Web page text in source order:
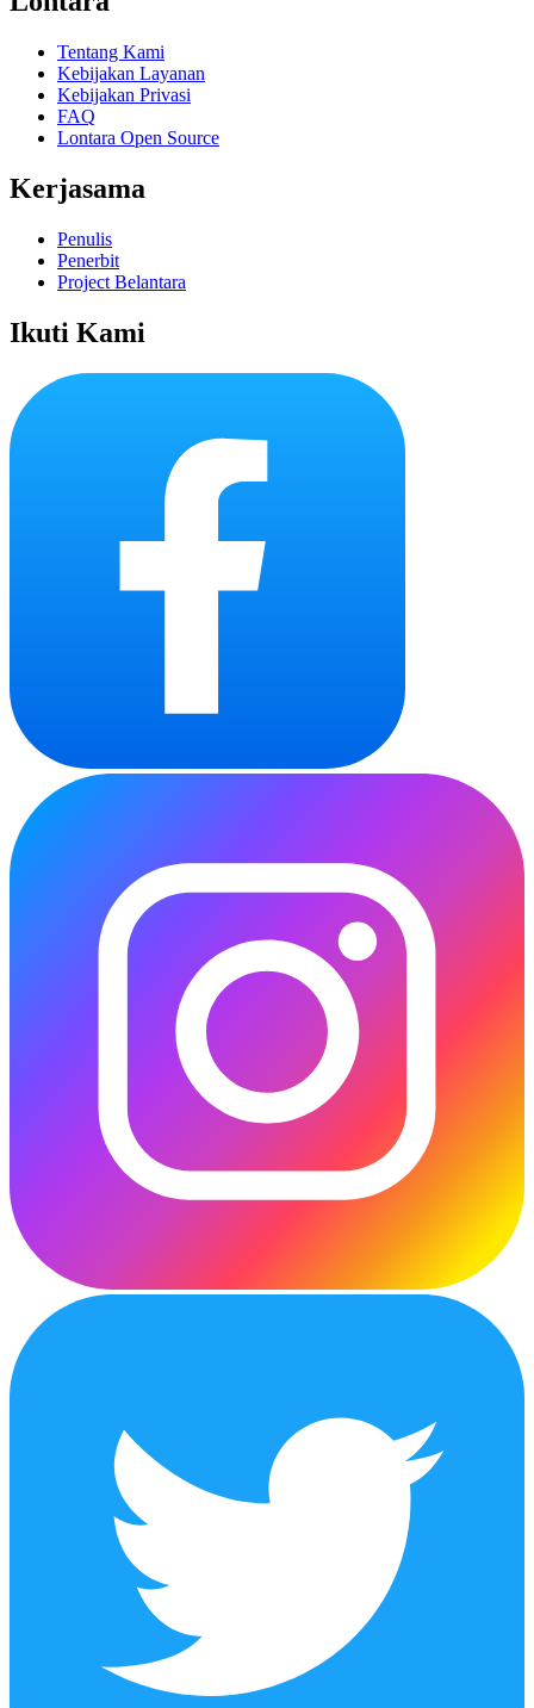
Tentang Kami
Kebijakan Layanan
Kebijakan Privasi
FAQ
Lontara Open Source
Kerjasama
Penulis
Penerbit
Project Belantara
Ikuti Kami